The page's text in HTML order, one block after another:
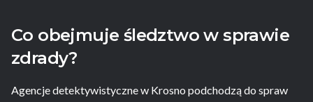
Co obejmuje śledztwo w sprawie
zdrady?
Agencje detektywistyczne w Krosno podchodzą do spraw